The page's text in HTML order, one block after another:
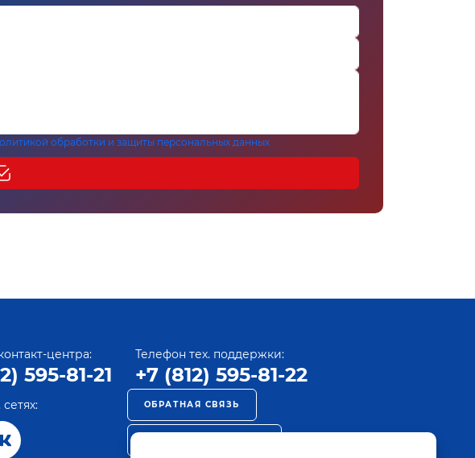
обработки и защиты персональных данных
центра:
595-81-21
Телефон тех. поддержки:
+7 (812) 595-81-22
ОБРАТНАЯ СВЯЗЬ